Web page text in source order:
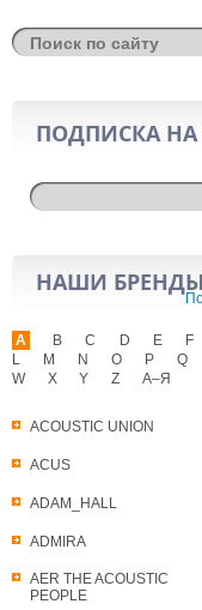
ПОДПИСКА
НАШИ БРЕНДЫ
A
ACOUSTIC UNION
ACUS
ADAM_HALL
ADMIRA
AER THE ACOUSTIC
PEOPLE
B C D E F
L
M N O P Q
W
X Y Z А–Я